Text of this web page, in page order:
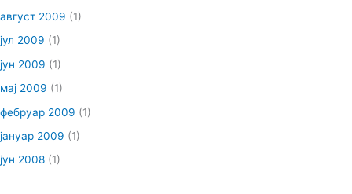
август 2009 (1)
јул 2009 (1)
јун 2009 (1)
мај 2009 (1)
фебруар 2009 (1)
јануар 2009 (1)
јун 2008 (1)